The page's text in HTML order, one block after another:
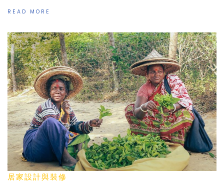
READ MORE
居家設計與裝修